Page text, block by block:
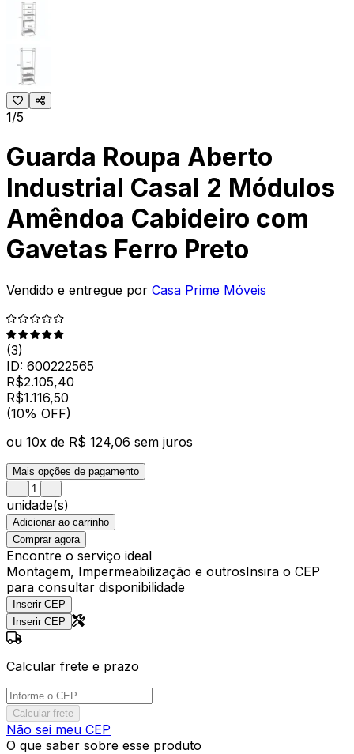
1/5
Guarda Roupa Aberto
Industrial Casal 2 Módulos
Amêndoa Cabideiro com
Gavetas Ferro Preto
Vendido e entregue por Casa Prime Móveis
(3)
ID: 600222565
R$2.105,40
R$1.116,50
(10% OFF)
ou 10x de R$ 124,06 sem juros
Mais opções de pagamento
unidade(s)
Adicionar ao carrinho
Comprar agora
Encontre o serviço ideal
Montagem, Impermeabilização e outrosInsira o CEP
para consultar disponibilidade
Inserir CEP
Inserir CEP
Calcular frete e prazo
Calcular frete
Não sei meu CEP
O que saber sobre esse produto